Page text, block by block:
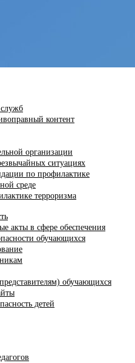
контент
организации
ситуациях
по профилактике
среде
терроризма
акты в сфере обеспечения
обучающихся
обучающихся
детей